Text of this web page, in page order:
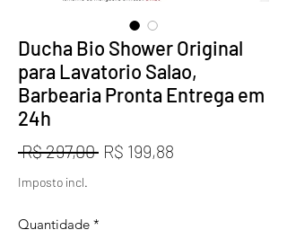
Ducha Bio Shower Original
para Lavatorio Salao,
Barbearia Pronta Entrega em
24h
R$ 297,00 Preço
R$ 199,88
Imposto incl.
Quantidade *